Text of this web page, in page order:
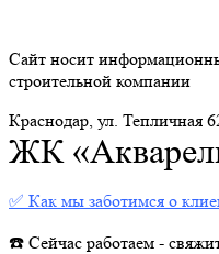
Сайт носит
строительной компании
Краснодар, ул. Тепличная
ЖК
✅ Как мы заботимся о
☎️ Сейчас работаем -